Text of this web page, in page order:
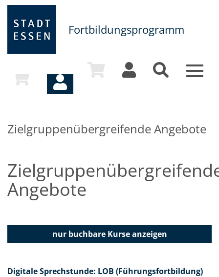
Fortbildungsprogramm
Toggle
Zielgruppenübergreifende Angebote
Angebote
nur buchbareKurse anzeigen
Digitale Sprechstunde: LOB (Führungsfortbildung)